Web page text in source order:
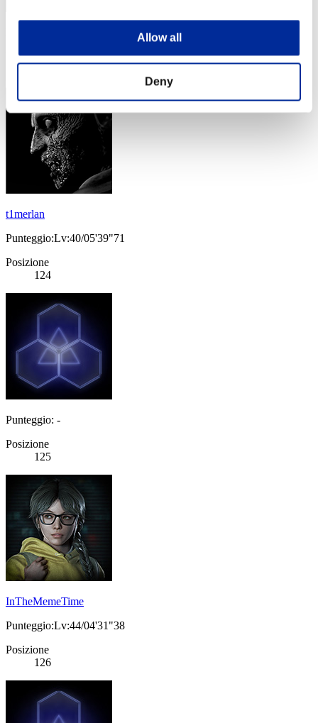
Allow all
Deny
Posizione
t1merlan
Punteggio:Lv:40/05'39"71
Posizione
124
Punteggio: -
Posizione
125
InTheMemeTime
Punteggio:Lv:44/04'31"38
Posizione
126